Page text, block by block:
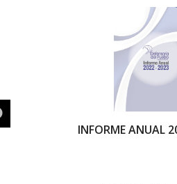
INFORME ANUAL